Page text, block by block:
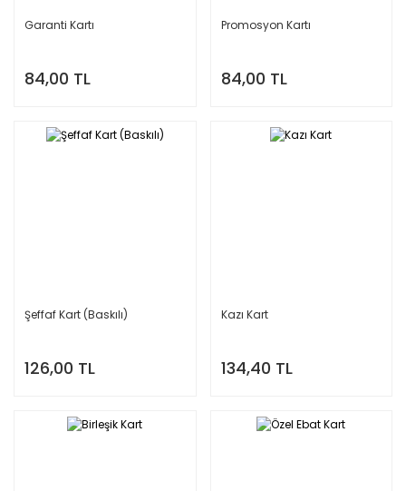
Garanti Kartı
84,00 TL
Promosyon Kartı
84,00 TL
Şeffaf Kart (Baskılı)
126,00 TL
Kazı Kart
134,40 TL